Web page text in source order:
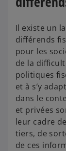
Il existe un
différends
pour les
de la
politiques
et à s’y
dans le
et privées
leur cadre
tiers, de
de ces